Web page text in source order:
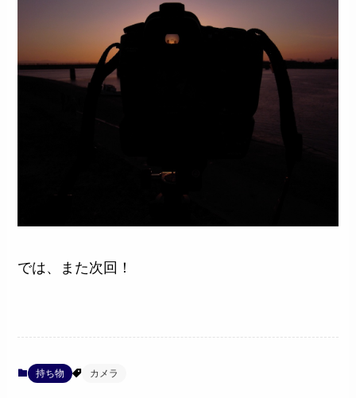
では、また次回！
持ち物 カメラ